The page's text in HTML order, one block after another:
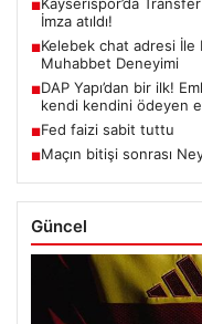
■
İmza atıldı!
■Kelebek chat adresi İle
Muhabbet Deneyimi
■DAP Yapı’dan bir ilk!
kendi kendini ödeyen
■Fed faizi sabit tuttu
■Maçın bitişi sonrası
Güncel